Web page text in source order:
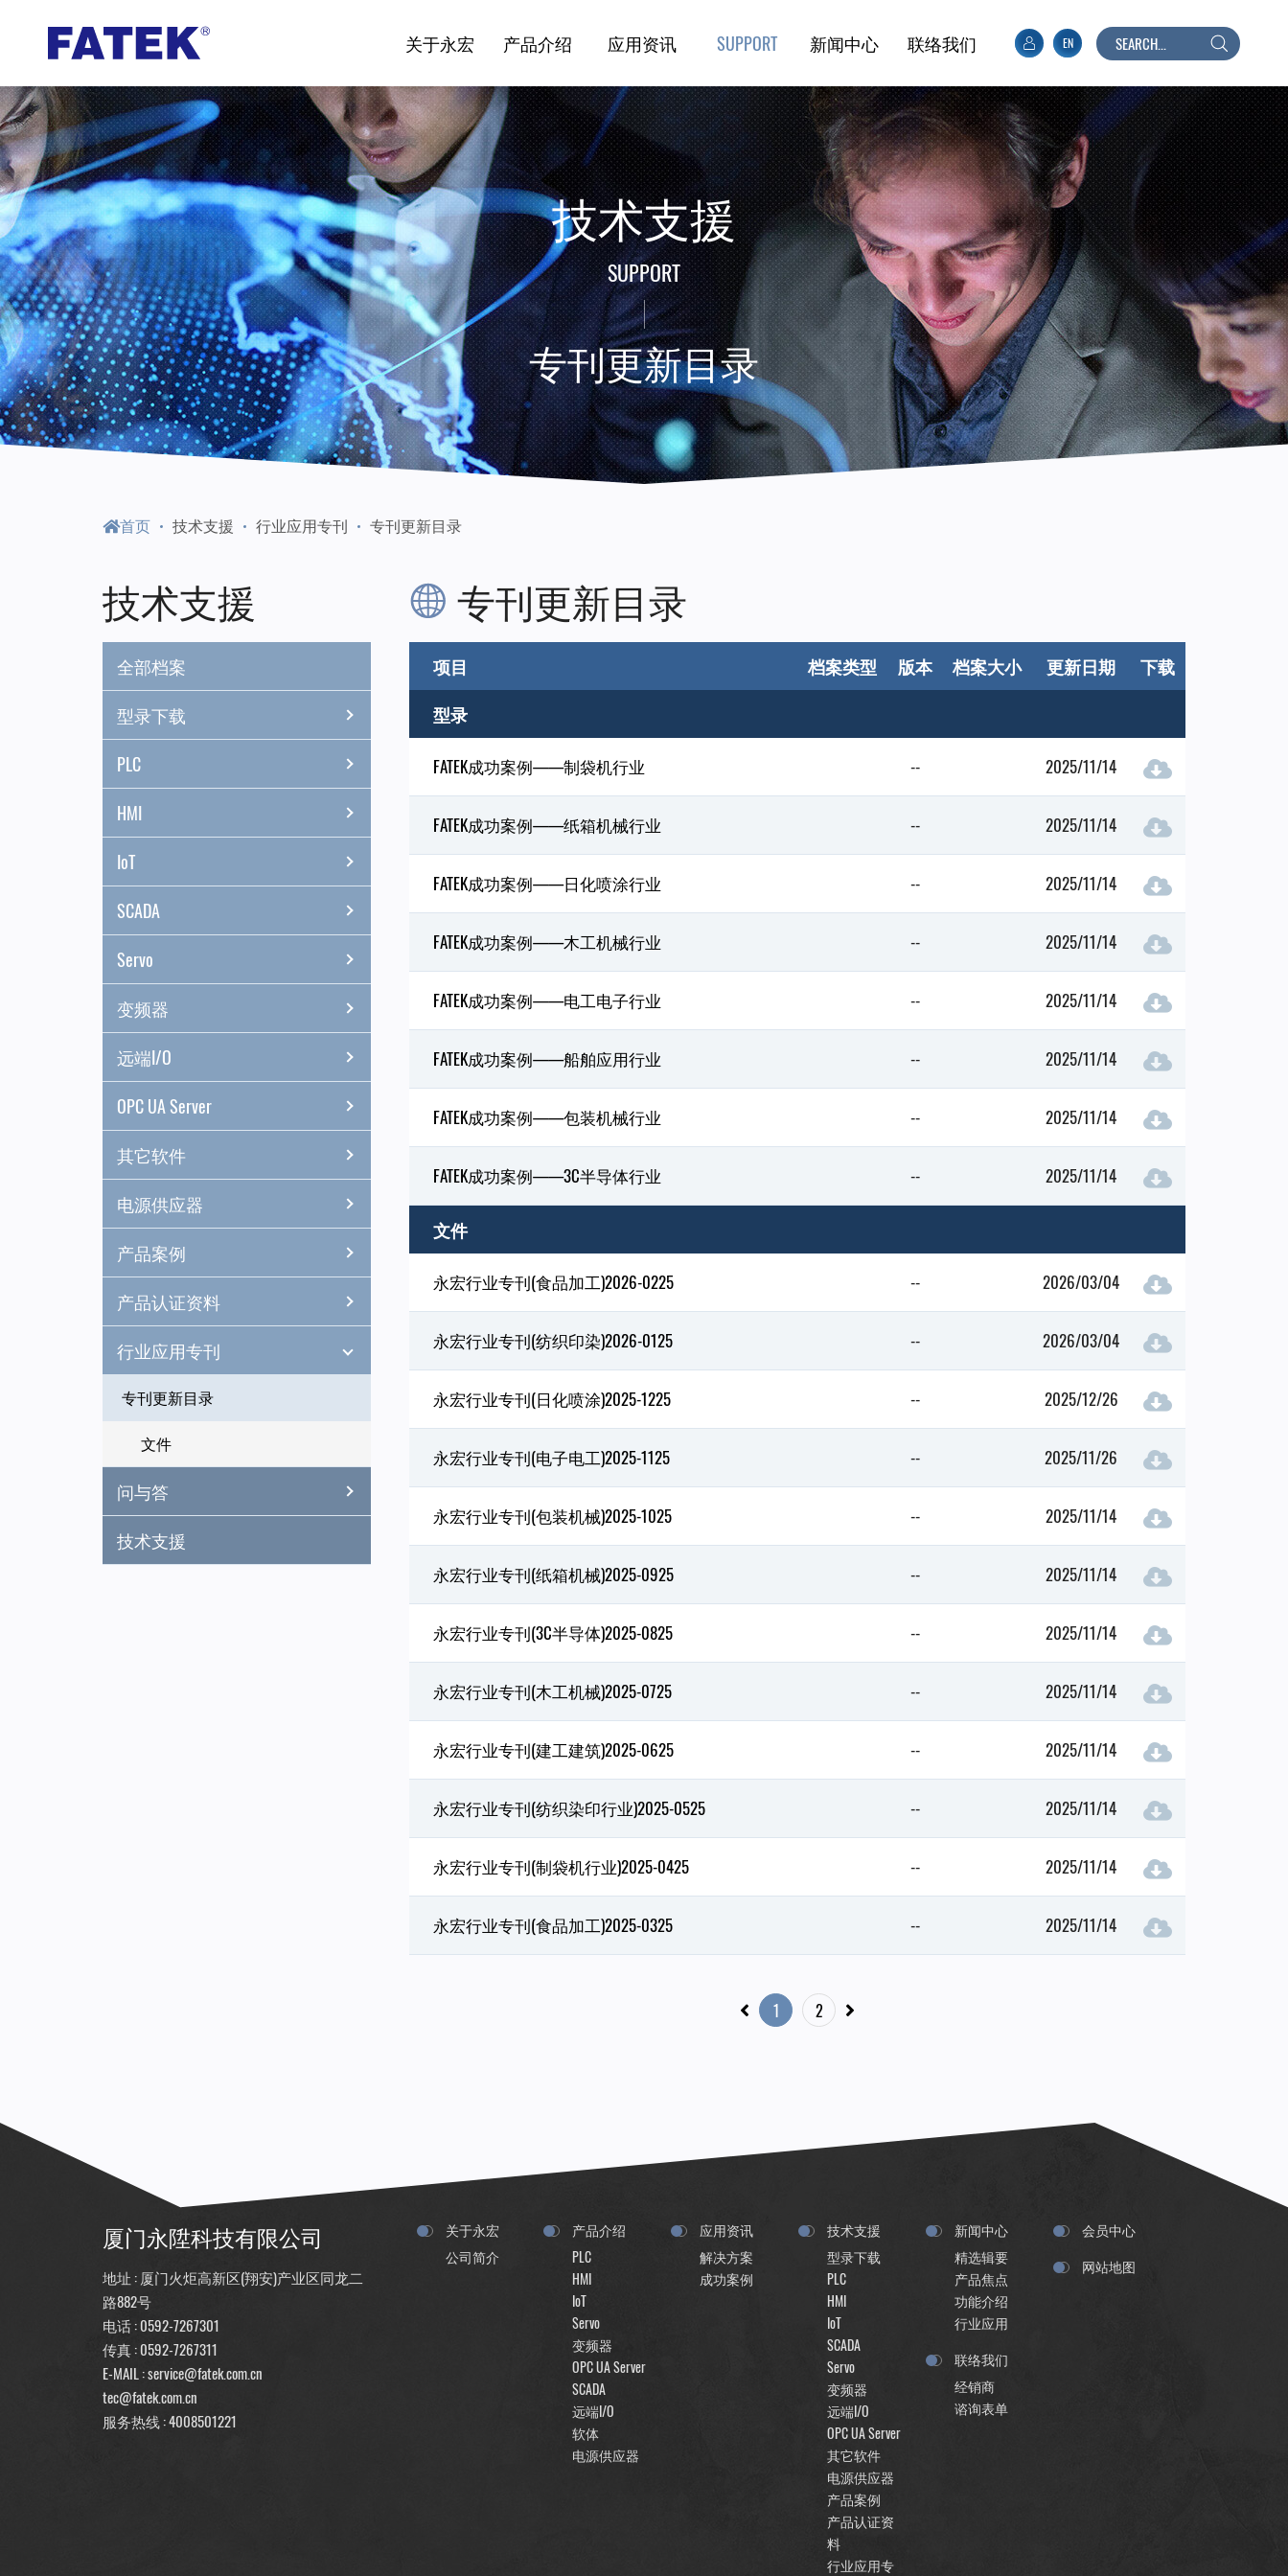
台
湾
FATEK
永
宏
PLC-
厦
门
关于永宏 产品介绍
应用资讯
新闻中心 联络我们 EN
搜
技术支援
SUPPORT
专刊更新目录
首页 技术支援 行业应用专刊 专刊更新目录
技术支援
全部档案
型录下载
PLC
HMI
IoT
SCADA
Servo
变频器
远端I/O
OPC UA Server
其它软件
电源供应器
产品案例
产品认证资料
行业应用专刊
专刊更新目录
文件
问与答
技术支援
专刊更新目录
项目 档案类型 版本 档案大小 更新日期
下载
型录
FATEK成功案例——制袋机行业 -- 2025/11/14
FATEK成功案例——纸箱机械行业 -- 2025/11/14
FATEK成功案例——日化喷涂行业 -- 2025/11/14
FATEK成功案例——木工机械行业 -- 2025/11/14
FATEK成功案例——电工电子行业 -- 2025/11/14
FATEK成功案例——船舶应用行业 -- 2025/11/14
FATEK成功案例——包装机械行业 -- 2025/11/14
FATEK成功案例——3C半导体行业 -- 2025/11/14
文件
永宏行业专刊(食品加工)2026-0225 -- 2026/03/04
永宏行业专刊(纺织印染)2026-0125 -- 2026/03/04
永宏行业专刊(日化喷涂)2025-1225 -- 2025/12/26
永宏行业专刊(电子电工)2025-1125 -- 2025/11/26
永宏行业专刊(包装机械)2025-1025 -- 2025/11/14
永宏行业专刊(纸箱机械)2025-0925 -- 2025/11/14
永宏行业专刊(3C半导体)2025-0825 -- 2025/11/14
永宏行业专刊(木工机械)2025-0725 -- 2025/11/14
永宏行业专刊(建工建筑)2025-0625 -- 2025/11/14
永宏行业专刊(纺织染印行业)2025-0525 -- 2025/11/14
永宏行业专刊(制袋机行业)2025-0425 -- 2025/11/14
永宏行业专刊(食品加工)2025-0325 -- 2025/11/14
1 2
厦门永陞科技有限公司
地址 : 厦门火炬高新区(翔安)产业区同龙二
路882号
电话 :0592-7267301
传真 : 0592-7267311
E-MAIL :service@fatek.com.cn
tec@fatek.com.cn
服务热线 :4008501221
关于永宏
公司简介
产品介绍
PLC
HMI
IoT
Servo
变频器
OPC UA Server
SCADA
远端I/O
软体
电源供应器
应用资讯
解决方案
成功案例
技术支援
型录下载
PLC
HMI
IoT
SCADA
Servo
变频器
远端I/O
OPC UA Server
其它软件
电源供应器
产品案例
产品认证资
料
行业应用专
新闻中心
精选辑要
产品焦点
功能介绍
行业应用
联络我们
经销商
谘询表单
会员中心
网站地图